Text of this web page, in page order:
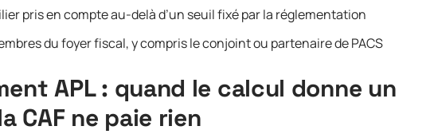
pris en compte au-delà d’un seuil fixé par la réglementation
du foyer fiscal, y compris le conjoint ou partenaire de PACS
APL : quand le calcul donne un
CAF ne paie rien